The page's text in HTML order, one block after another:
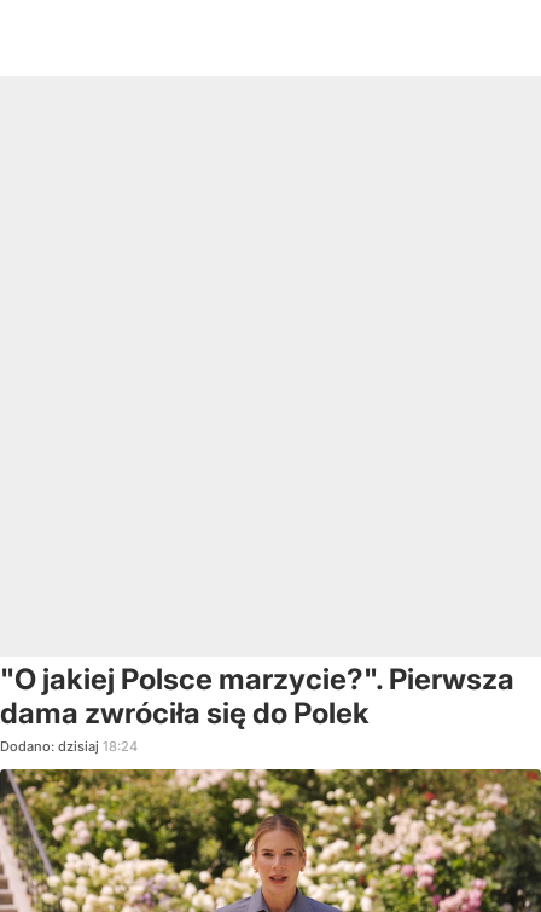
"O jakiej Polsce marzycie?". Pierwsza
dama zwróciła się do Polek
Dodano: dzisiaj 18:24